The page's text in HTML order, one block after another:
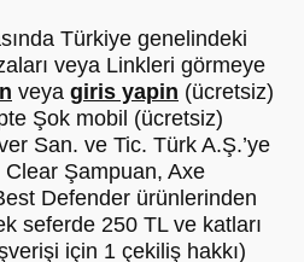
Türkiye genelindeki
veya Linkleri görmeye
veya giris yapin (ücretsiz)
Şok mobil (ücretsiz)
San. ve Tic. Türk A.Ş.’ye
Şampuan, Axe
Defender ürünlerinden
seferde 250 TL ve katları
için 1 çekiliş hakkı)